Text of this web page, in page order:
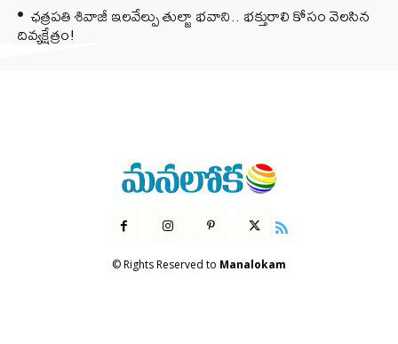
ఛత్రపతి శివాజీ ఇలవేల్పు తుల్జా భవాని.. భక్తురాలి కోసం వెలసిన
దివ్యక్షేత్రం!
© Rights Reserved to Manalokam